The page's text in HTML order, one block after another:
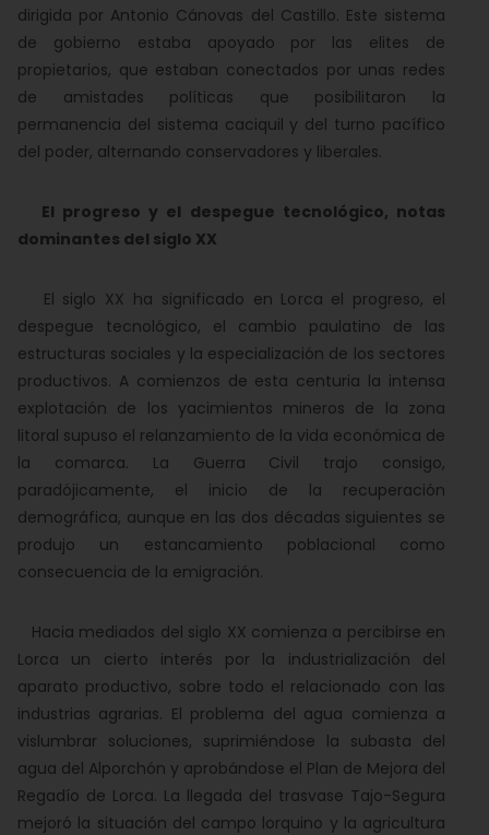
dirigida por Antonio Cánovas del Castillo. Este sistema
de gobierno estaba apoyado por las elites de
propietarios, que estaban conectados por unas redes
de amistades políticas que posibilitaron la
permanencia del sistema caciquil y del turno pacífico
del poder, alternando conservadores y liberales.
El progreso y el despegue tecnológico, notas
dominantes del siglo XX
El siglo XX ha significado en Lorca el progreso, el
despegue tecnológico, el cambio paulatino de las
estructuras sociales y la especialización de los sectores
productivos. A comienzos de esta centuria la intensa
explotación de los yacimientos mineros de la zona
litoral supuso el relanzamiento de la vida económica de
la comarca. La Guerra Civil trajo consigo,
paradójicamente, el inicio de la recuperación
demográfica, aunque en las dos décadas siguientes se
produjo un estancamiento poblacional como
consecuencia de la emigración.
Hacia mediados del siglo XX comienza a percibirse en
Lorca un cierto interés por la industrialización del
aparato productivo, sobre todo el relacionado con las
industrias agrarias. El problema del agua comienza a
vislumbrar soluciones, suprimiéndose la subasta del
agua del Alporchón y aprobándose el Plan de Mejora del
Regadío de Lorca. La llegada del trasvase Tajo-Segura
mejoró la situación del campo lorquino y la agricultura